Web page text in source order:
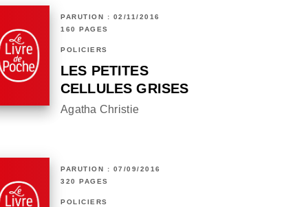
PARUTION : 02/11/2016
160 PAGES
POLICIERS
LES PETITES
CELLULES GRISES
Agatha Christie
PARUTION : 07/09/2016
320 PAGES
POLICIERS